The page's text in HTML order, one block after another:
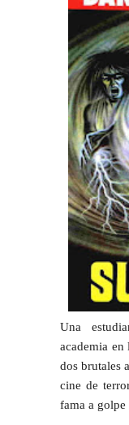
Una
academia en
dos brutales
cine de
fama a golpe